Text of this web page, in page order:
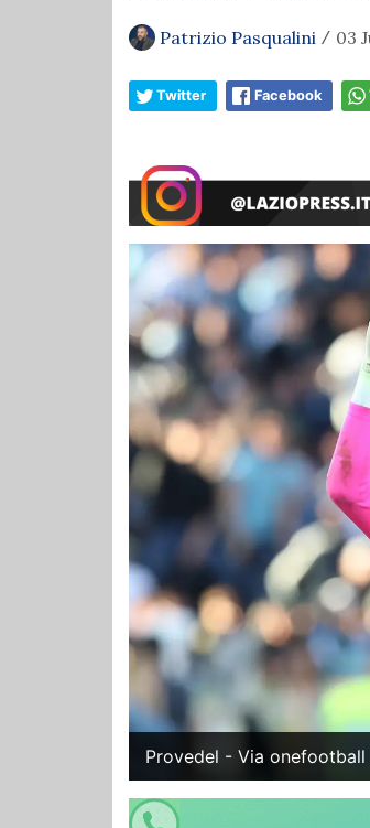
Patrizio Pasqualini / 03
Twitter Facebook
Provedel - Via